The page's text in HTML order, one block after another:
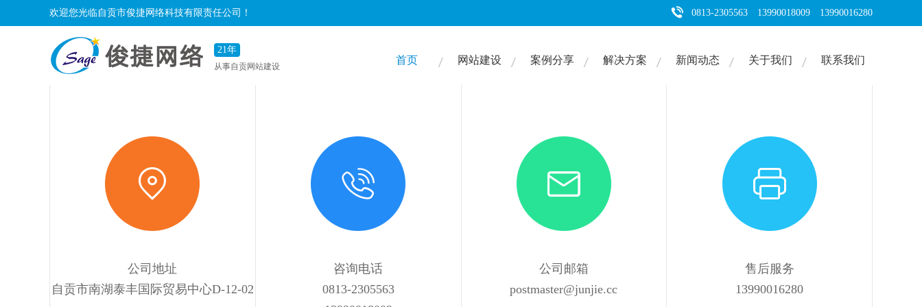
欢迎您光临自贡市俊捷网络科技有限责任公司！ 0813-2305563 13990018009 13990016280
21年
从事自贡网站建设
首页 网站建设 案例分享 解决方案 新闻动态 关于我们 联系我们
联系我们 首页 > 联系我们
公司地址
自贡市南湖泰丰国际贸易中心D-12-02
咨询电话
0813-2305563
公司邮箱
postmaster@junjie.cc
售后服务
13990016280